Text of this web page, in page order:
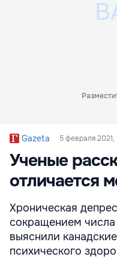
Gazeta 5 февраля 2021,
Ученые
отличается
Хроническая
сокращением числа
выяснили
психического